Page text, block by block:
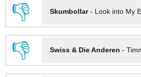
👎
Skumbollar- Look into My
👎
Swiss & Die Anderen -